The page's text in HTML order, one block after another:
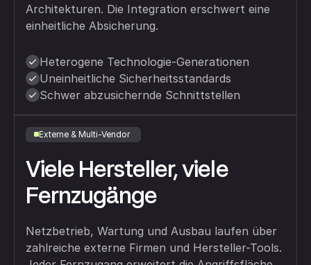
Architekturen. Die Integration erschwert eine
einheitliche Absicherung.
Heterogene Technologie-Generationen
Uneinheitliche Sicherheitsstandards
Schwer abzusichernde Schnittstellen
Externe & Multi-Vendor
Viele Hersteller, viele
Fernzugänge
Netzbetrieb, Wartung und Ausbau laufen über
zahlreiche externe Firmen und Hersteller-Tools.